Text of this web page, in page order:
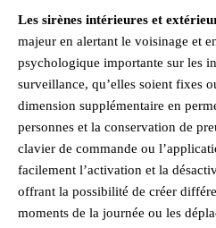
Les sirènes intérieures et
majeur en alertant le voisinage et
psychologique importante sur les
surveillance, qu’elles soient fixes
dimension supplémentaire en
personnes et la conservation de
clavier de commande ou
facilement l’activation et la
offrant la possibilité de créer
moments de la journée ou les